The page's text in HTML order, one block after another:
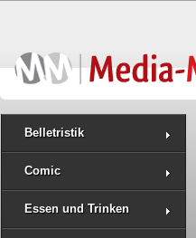
Belletristik
Comic
Essen und Trinken